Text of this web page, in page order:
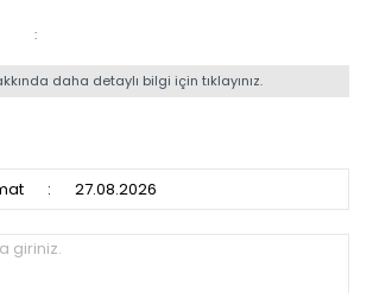
:
daha detaylı bilgi için tıklayınız.
: 27.08.2026
giriniz.